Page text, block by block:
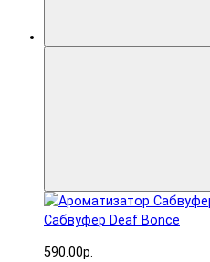
Сабвуфер Deaf Bonce
590.00р.